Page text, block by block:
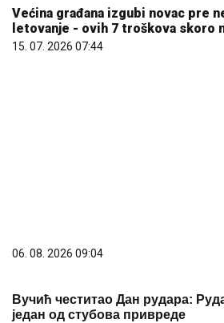
Većina građana izgubi novac pre
letovanje - ovih 7 troškova skoro
15. 07. 2026 07:44
06. 08. 2026 09:04
Вучић честитао Дан рудара:
један од стубова привреде